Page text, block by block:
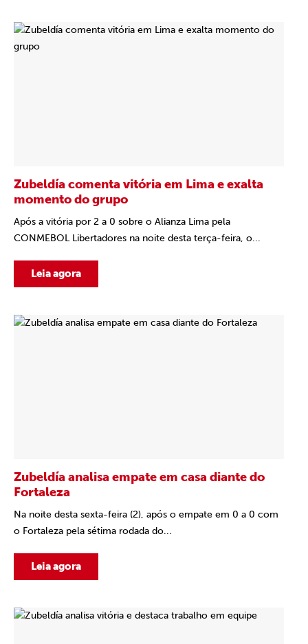
Zubeldía comenta vitória em Lima e exalta
momento do grupo
Após a vitória por 2 a 0 sobre o Alianza Lima pela
CONMEBOL Libertadores na noite desta terça-feira, o...
Leia agora
Zubeldía analisa empate em casa diante do
Fortaleza
Na noite desta sexta-feira (2), após o empate em 0 a 0 com
o Fortaleza pela sétima rodada do...
Leia agora